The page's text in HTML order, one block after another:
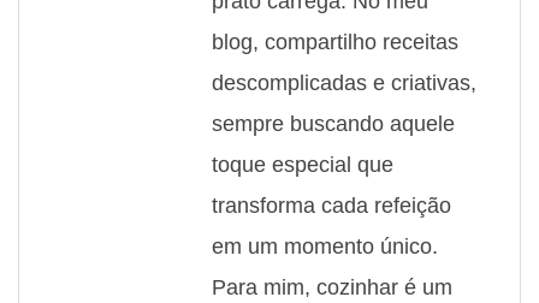
blog, compartilho receitas
descomplicadas e criativas,
sempre buscando aquele
toque especial que
transforma cada refeição
em um momento único.
Para mim, cozinhar é um